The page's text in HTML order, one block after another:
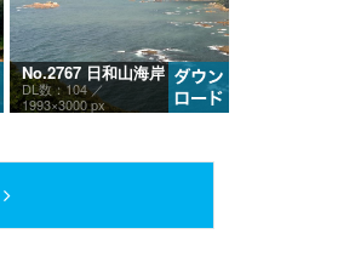
No.2767 日和山海岸
DL数：104 ／
1993×3000 px